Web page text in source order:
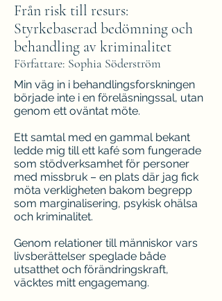
Från risk till resurs:
Styrkebaserad bedömning och
behandling av kriminalitet
Författare: Sophia Söderström
Min väg in i behandlingsforskningen
började inte i en föreläsningssal, utan
genom ett oväntat möte.
Ett samtal med en gammal bekant
ledde mig till ett kafé som fungerade
som stödverksamhet för personer
med missbruk – en plats där jag fick
möta verkligheten bakom begrepp
som marginalisering, psykisk ohälsa
och kriminalitet.
Genom relationer till människor vars
livsberättelser speglade både
utsatthet och förändringskraft,
väcktes mitt engagemang.